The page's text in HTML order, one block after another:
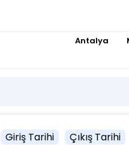
Antalya
Giriş Tarihi Çıkış Tarihi